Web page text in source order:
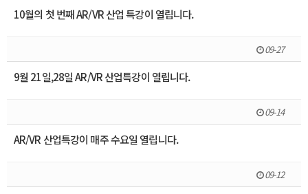
10월의 첫 번째 AR/VR 산업 특강이 열립니다.
09-27
9월 21일,28일 AR/VR 산업특강이 열립니다.
09-14
AR/VR 산업특강이 매주 수요일 열립니다.
09-12